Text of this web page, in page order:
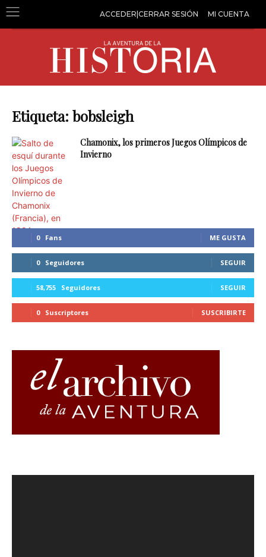
ACCEDER|CERRAR SESIÓN MI CUENTA
Etiqueta: bobsleigh
Chamonix, los primeros Juegos Olímpicos de
Invierno
0 Fans ME GUSTA
0 Seguidores SEGUIR
58,755 Seguidores SEGUIR
0 Suscriptores SUSCRIBIRTE